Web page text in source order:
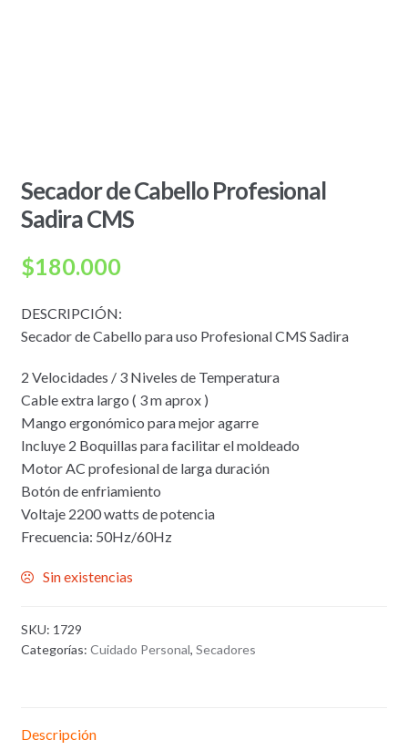
Secador de Cabello Profesional
Sadira CMS
$180.000
DESCRIPCIÓN:
Secador de Cabello para uso Profesional CMS Sadira
2 Velocidades / 3 Niveles de Temperatura
Cable extra largo ( 3 m aprox )
Mango ergonómico para mejor agarre
Incluye 2 Boquillas para facilitar el moldeado
Motor AC profesional de larga duración
Botón de enfriamiento
Voltaje 2200 watts de potencia
Frecuencia: 50Hz/60Hz
Sin existencias
SKU: 1729
Categorías: Cuidado Personal, Secadores
Descripción